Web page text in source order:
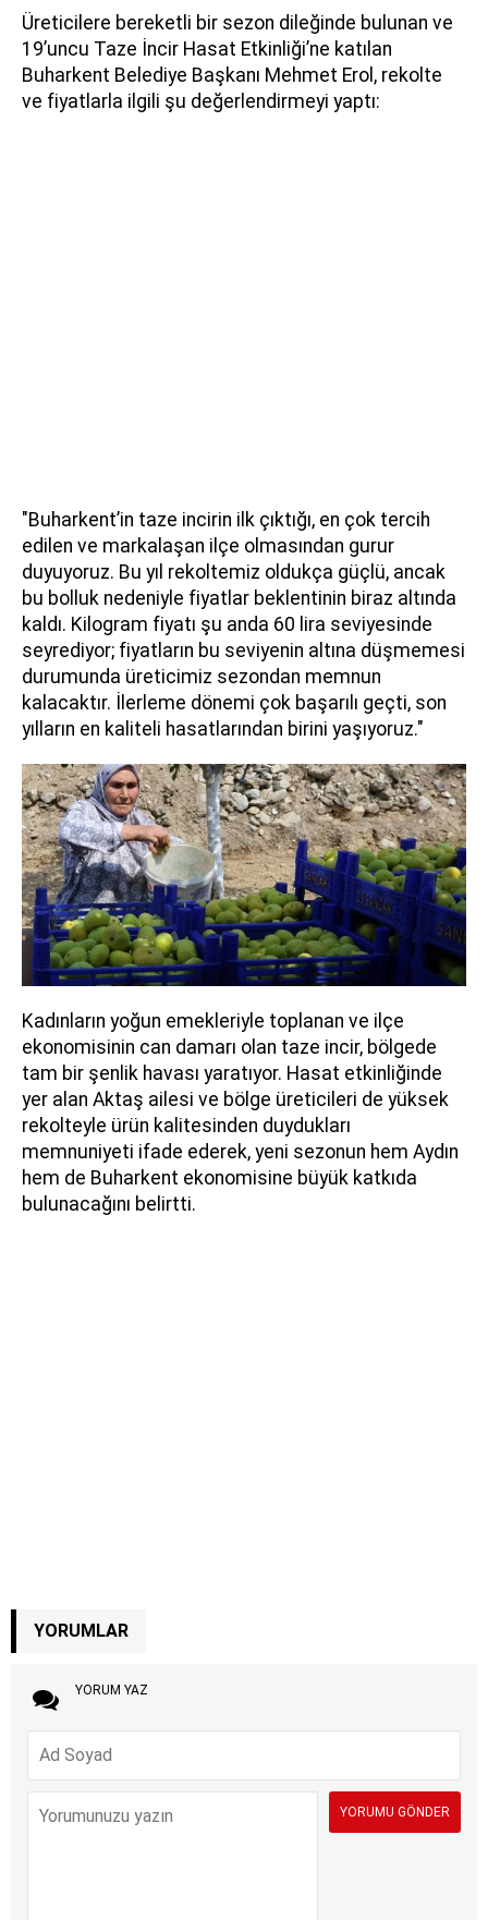
Üreticilere bereketli bir sezon dileğinde bulunan ve
19’uncu Taze İncir Hasat Etkinliği’ne katılan
Buharkent Belediye Başkanı Mehmet Erol, rekolte
ve fiyatlarla ilgili şu değerlendirmeyi yaptı:
"Buharkent’in taze incirin ilk çıktığı, en çok tercih
edilen ve markalaşan ilçe olmasından gurur
duyuyoruz. Bu yıl rekoltemiz oldukça güçlü, ancak
bu bolluk nedeniyle fiyatlar beklentinin biraz altında
kaldı. Kilogram fiyatı şu anda 60 lira seviyesinde
seyrediyor; fiyatların bu seviyenin altına düşmemesi
durumunda üreticimiz sezondan memnun
kalacaktır. İlerleme dönemi çok başarılı geçti, son
yılların en kaliteli hasatlarından birini yaşıyoruz."
Kadınların yoğun emekleriyle toplanan ve ilçe
ekonomisinin can damarı olan taze incir, bölgede
tam bir şenlik havası yaratıyor. Hasat etkinliğinde
yer alan Aktaş ailesi ve bölge üreticileri de yüksek
rekolteyle ürün kalitesinden duydukları
memnuniyeti ifade ederek, yeni sezonun hem Aydın
hem de Buharkent ekonomisine büyük katkıda
bulunacağını belirtti.
YORUMLAR
YORUM YAZ